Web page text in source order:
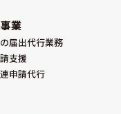
業
届出代行業務
支援
申請代行